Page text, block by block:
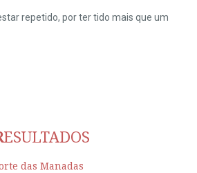
repetido, por ter tido mais que um
das Manadas